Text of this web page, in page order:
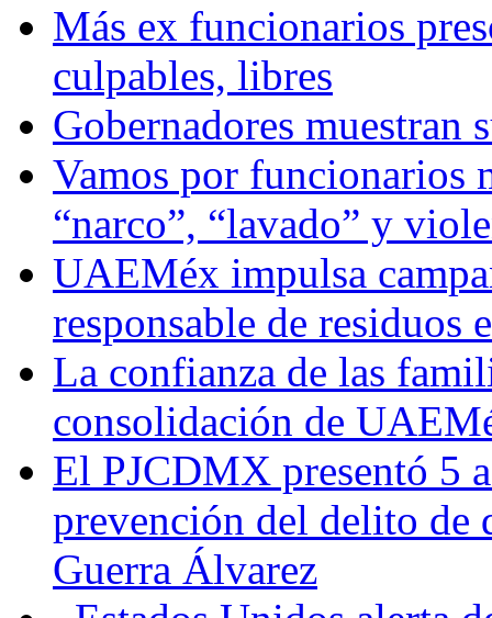
Más ex funcionarios
culpables, libres
Gobernadores muestran
Vamos por funcionarios
“narco”, “lavado” y
UAEMéx impulsa
responsable de residuos
La confianza de las
consolidación de
El PJCDMX presentó 5
prevención del delito de
Guerra Álvarez